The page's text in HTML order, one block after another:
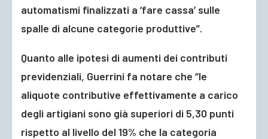
automatismi finalizzati a ‘fare cassa’ sulle
spalle di alcune categorie produttive”.
Quanto alle ipotesi di aumenti dei contributi
previdenziali, Guerrini fa notare che “le
aliquote contributive effettivamente a carico
degli artigiani sono già superiori di 5,30 punti
rispetto al livello del 19% che la categoria